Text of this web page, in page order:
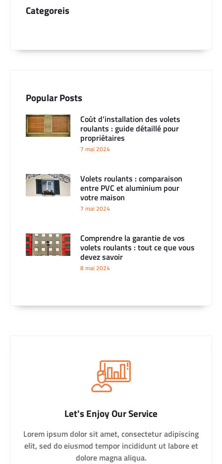
Categoreis
Popular Posts
Coût d’installation des volets
roulants : guide détaillé pour
propriétaires
7 mai 2024
Volets roulants : comparaison
entre PVC et aluminium pour
votre maison
7 mai 2024
Comprendre la garantie de vos
volets roulants : tout ce que vous
devez savoir
8 mai 2024
Let's Enjoy Our Service
Lorem ipsum dolor sit amet, consectetur adipiscing
elit, sed do eiusmod tempor incididunt ut labore et
dolore magna aliqua.